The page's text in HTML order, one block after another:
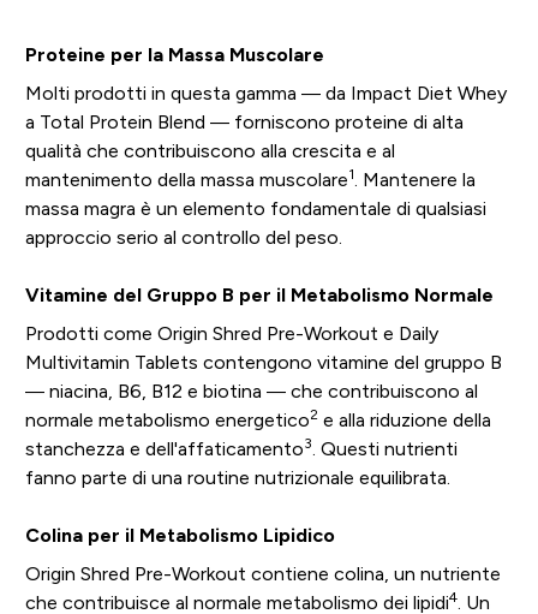
Proteine per la Massa Muscolare
Molti prodotti in questa gamma — da Impact Diet Whey
a Total Protein Blend — forniscono proteine di alta
qualità che contribuiscono alla crescita e al
mantenimento della massa muscolare1
. Mantenere la
massa magra è un elemento fondamentale di qualsiasi
approccio serio al controllo del peso.
Vitamine del Gruppo B per il Metabolismo Normale
Prodotti come Origin Shred Pre-Workout e Daily
Multivitamin Tablets contengono vitamine del gruppo B
— niacina, B6, B12 e biotina — che contribuiscono al
normale metabolismo energetico2e alla riduzione della
stanchezza e dell'affaticamento3 . Questi nutrienti
fanno parte di una routine nutrizionale equilibrata.
Colina per il Metabolismo Lipidico
Origin Shred Pre-Workout contiene colina, un nutriente
che contribuisce al normale metabolismo dei lipidi4. Un